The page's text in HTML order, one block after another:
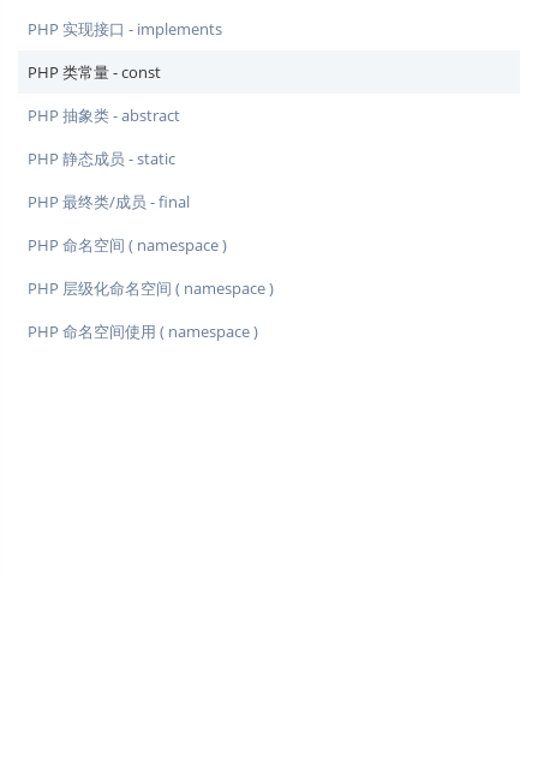
PHP 实现接口 - implements
PHP 类常量 - const
PHP 抽象类 - abstract
PHP 静态成员 - static
PHP 最终类/成员 - final
PHP 命名空间 ( namespace )
PHP 层级化命名空间 ( namespace )
PHP 命名空间使用 ( namespace )